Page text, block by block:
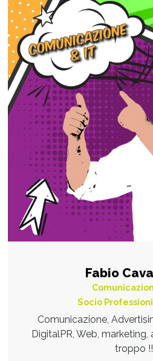
Fabio
Socio
Comunicazione,
DigitalPR, Web, marketing,
troppo